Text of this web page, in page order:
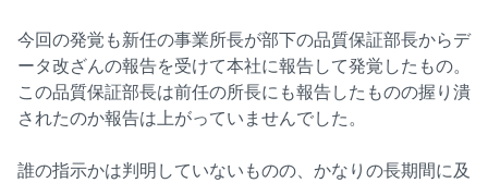
今回の発覚も新任の事業所長が部下の品質保証部長からデ
ータ改ざんの報告を受けて本社に報告して発覚したもの。
この品質保証部長は前任の所長にも報告したものの握り潰
されたのか報告は上がっていませんでした。
誰の指示かは判明していないものの、かなりの長期間に及